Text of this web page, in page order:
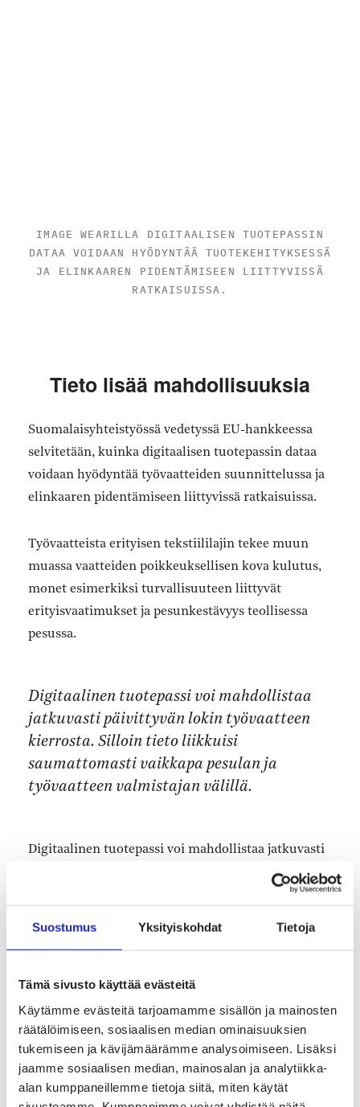
Suostumus Yksityiskohdat Tietoja
Tämä sivusto käyttää evästeitä
Käytämme evästeitä tarjoamamme sisällön ja mainosten
räätälöimiseen, sosiaalisen median ominaisuuksien
tukemiseen ja kävijämäärämme analysoimiseen. Lisäksi
jaamme sosiaalisen median, mainosalan ja analytiikka-
alan kumppaneillemme tietoja siitä, miten käytät
IMAGE WEARILLA DIGITAALISEN TUOTEPASSIN
DATAA VOIDAAN HYÖDYNTÄÄ TUOTEKEHITYKSESSÄ
JA ELINKAAREN PIDENTÄMISEEN LIITTYVISSÄ
RATKAISUISSA.
Tieto lisää mahdollisuuksia
Suomalaisyhteistyössä vedetyssä EU-hankkeessa
selvitetään, kuinka digitaalisen tuotepassin dataa
voidaan hyödyntää työvaatteiden suunnittelussa ja
elinkaaren pidentämiseen liittyvissä ratkaisuissa.
Työvaatteista erityisen tekstiililajin tekee muun
muassa vaatteiden poikkeuksellisen kova kulutus,
monet esimerkiksi turvallisuuteen liittyvät
erityisvaatimukset ja pesunkestävyys teollisessa
pesussa.
Digitaalinen tuotepassi voi mahdollistaa
jatkuvasti päivittyvän lokin työvaatteen
kierrosta. Silloin tieto liikkuisi
saumattomasti vaikkapa pesulan ja
työvaatteen valmistajan välillä.
Digitaalinen tuotepassi voi mahdollistaa jatkuvasti
päivittyvän lokin työvaatteen kierrosta. Silloin tieto
mukaan tämän avulla voitaisiin esimerkiksi seurata
pesukertojen määriä ja vaatteen kulumista.
– Sen avulla voidaan nähdä täsmälleen, kuinka
pitkä tuotteen elinkaari todella on. Se voi olla
meille myös tärkeä tuotekehityksen väline.